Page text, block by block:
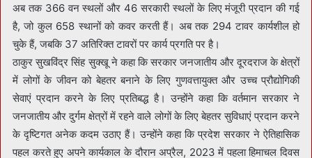
अब तक 366 वन स्थलों और 46 सरकारी स्थलों के लिए मंजूरी प्रदान की गई
है, जो कुल 658 स्थानों को कवर करती हैं। अब तक 294 टावर कार्यशील हो
चुके हैं, जबकि 37 अतिरिक्त टावरों पर कार्य प्रगति पर है।
ठाकुर सुखविंद्र सिंह सुक्खू ने कहा कि सरकार जनजातीय और दूरदराज के क्षेत्रों
में लोगों के जीवन को बेहतर बनाने के लिए गुणवत्तायुक्त और उच्च प्रौद्योगिकी
सेवाएं प्रदान करने के लिए प्रतिबद्ध है। उन्होंने कहा कि वर्तमान सरकार ने
जनजातीय और दुर्गम क्षेत्रों में रहने वाले लोगों के लिए बेहतर सुविधाएं प्रदान करने
के दृष्टिगत अनेक कदम उठाए हैं। उन्होंने कहा कि प्रदेश सरकार ने ऐतिहासिक
पहल करते हुए अपने कार्यकाल के दौरान अप्रैल, 2023 में पहला हिमाचल दिवस